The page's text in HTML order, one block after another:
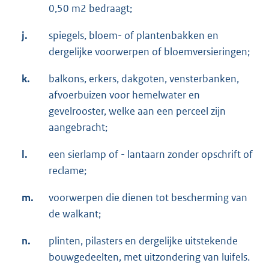
0,50 m2 bedraagt;
j.
spiegels, bloem- of plantenbakken en
dergelijke voorwerpen of bloemversieringen;
k.
balkons, erkers, dakgoten, vensterbanken,
afvoerbuizen voor hemelwater en
gevelrooster, welke aan een perceel zijn
aangebracht;
l.
een sierlamp of - lantaarn zonder opschrift of
reclame;
m.
voorwerpen die dienen tot bescherming van
de walkant;
n.
plinten, pilasters en dergelijke uitstekende
bouwgedeelten, met uitzondering van luifels.